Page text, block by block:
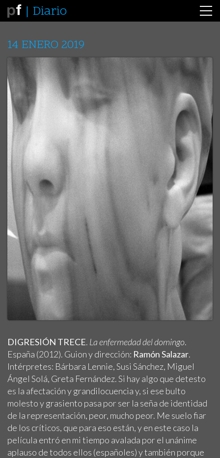
Diario
14 ENERO 2019
DIGRESIÓN TRECE. La enfermedad del domingo.
España (2012). Guion y dirección: Ramón Salazar.
Intérpretes: Bárbara Lennie, Susi Sánchez, Miguel
Ángel Solá, Greta Fernández. Si hay algo que detesto
es la afectación y grandilocuencia y, si ese bulto
molesto y grasiento pasa por ser la seña de identidad
de la representación, peor, mucho peor. Me suelo fiar
de los críticos, que para eso están, y en este caso la
película entró en mi tiempo avalada por el unánime
aplauso de todos ellos (españoles) y también porque